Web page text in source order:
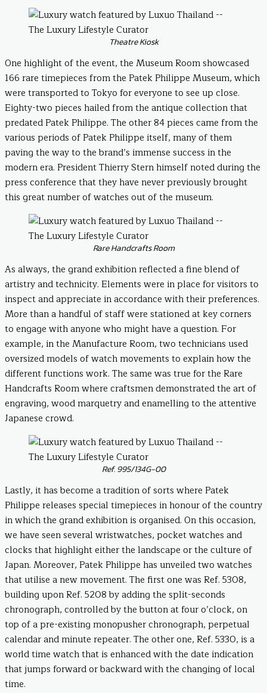
Theatre Kiosk
One highlight of the event, the Museum Room showcased
166 rare timepieces from the Patek Philippe Museum, which
were transported to Tokyo for everyone to see up close.
Eighty-two pieces hailed from the antique collection that
predated Patek Philippe. The other 84 pieces came from the
various periods of Patek Philippe itself, many of them
paving the way to the brand’s immense success in the
modern era. President Thierry Stern himself noted during the
press conference that they have never previously brought
this great number of watches out of the museum.
Rare Handcrafts Room
As always, the grand exhibition reflected a fine blend of
artistry and technicity. Elements were in place for visitors to
inspect and appreciate in accordance with their preferences.
More than a handful of staff were stationed at key corners
to engage with anyone who might have a question. For
example, in the Manufacture Room, two technicians used
oversized models of watch movements to explain how the
different functions work. The same was true for the Rare
Handcrafts Room where craftsmen demonstrated the art of
engraving, wood marquetry and enamelling to the attentive
Japanese crowd.
Ref. 995/134G-00
Lastly, it has become a tradition of sorts where Patek
Philippe releases special timepieces in honour of the country
in which the grand exhibition is organised. On this occasion,
we have seen several wristwatches, pocket watches and
clocks that highlight either the landscape or the culture of
Japan. Moreover, Patek Philippe has unveiled two watches
that utilise a new movement. The first one was Ref. 5308,
building upon Ref. 5208 by adding the split-seconds
chronograph, controlled by the button at four o’clock, on
top of a pre-existing monopusher chronograph, perpetual
calendar and minute repeater. The other one, Ref. 5330, is a
world time watch that is enhanced with the date indication
that jumps forward or backward with the changing of local
time.